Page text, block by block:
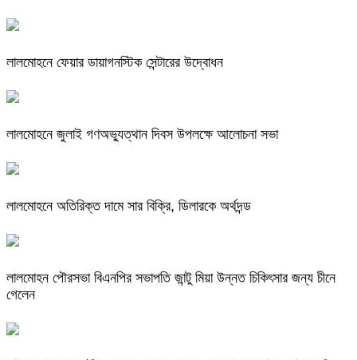
লালমোহনে ফেয়ার ডায়াগনস্টিক সেন্টারের উদ্বোধন
লালমোহনে জুলাই গণঅভ্যুত্থান দিবস উপলক্ষে আলোচনা সভা
লালমোহনে অতিরিক্ত দামে সার বিক্রি, ডিলারকে অর্থদন্ড
লালমোহন পৌরসভা বিএনপির সভাপতি জান্টু মিয়া উন্নত চিকিৎসার জন্য চীনে
গেলেন